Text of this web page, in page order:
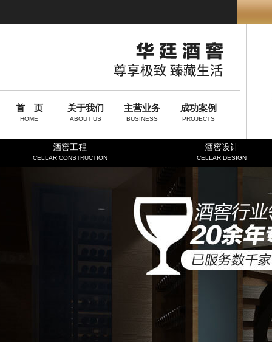
首 页
HOME
关于我们
ABOUT US
主营业务
BUSINESS
成功案例
PROJECTS
酒窖工程
CELLAR CONSTRUCTION
酒窖设计
CELLAR DESIGN